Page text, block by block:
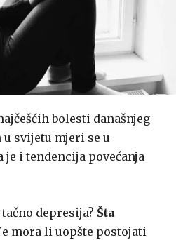
bolesti današnjeg
svijetu mjeri se u
i tendencija povećanja
depresija? Šta
mora li uopšte postojati